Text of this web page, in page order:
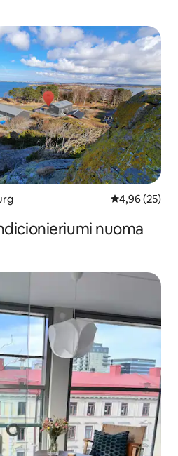
Vidutinis
4,96 (25)
nuoma